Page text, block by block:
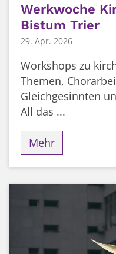
Werkwoche
Bistum Trier
29. Apr. 2026
Workshops zu
Themen,
Gleichgesinnten
All das ...
Mehr